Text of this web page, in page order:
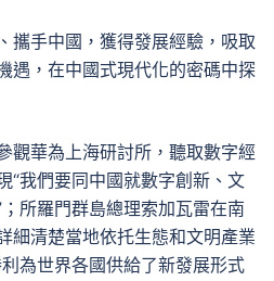
攜手中國，獲得發展經驗，吸取
遇，在中國式現代化的密碼中探
觀華為上海研討所，聽取數字經
“我們要同中國就數字創新、文
所羅門群島總理索加瓦雷在南
細清楚當地依托生態和文明產業
為世界各國供給了新發展形式